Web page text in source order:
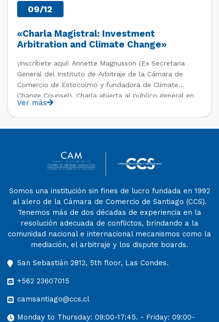
09/12
«Charla Magistral: Investment
Arbitration and Climate Change»
¡Inscríbete aquí! Annette Magnusson (Ex Secretaria
General del Instituto de Arbitraje de la Cámara de
Comercio de Estocolmo y fundadora de Climate
Change Counsel). Charla abierta al público general en
el marco del IV Diploma de Postítulo en Arbitraje
Nacional y Comercial Internacional, organizado por el
Departamento de Derecho Internacional […]
Ver más
Somos una institución sin fines de lucro fundada en 1992
al alero de la Cámara de Comercio de Santiago (CCS).
Tenemos más de dos décadas de experiencia en la
resolución adecuada de conflictos, brindando a la
comunidad nacional e internacional mecanismos como la
mediación, el arbitraje y los dispute boards.
San Sebastián 2812, 5th floor, Las Condes.
+562 23607015
camsantiago@ccs.cl
Monday to Thursday: 09:00-17:45. - Friday: 09:00-